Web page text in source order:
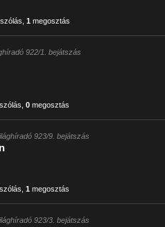
1 megosztás
922/1. bejátszás
0megosztás
923/9. bejátszás
1 megosztás
923/3. bejátszás